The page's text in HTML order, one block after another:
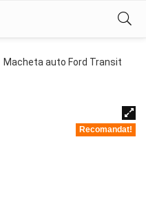
Macheta auto Ford Transit
Recomandat!